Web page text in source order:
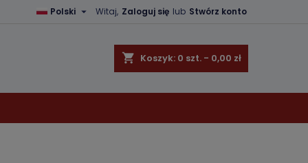
Witaj, Zaloguj się lub Stwórz konto
Polski 
shopping_cart Koszyk: 0 szt. - 0,00 zł